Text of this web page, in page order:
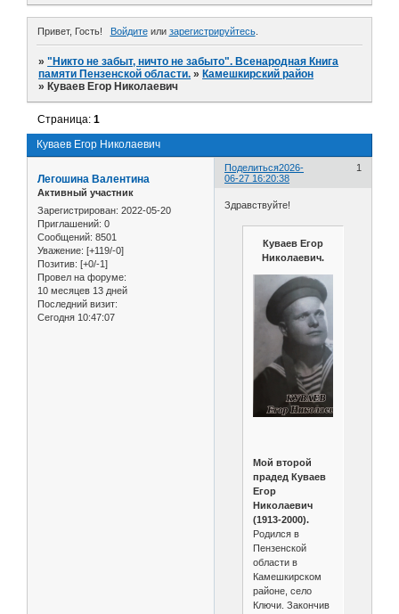
Привет, Гость! Войдитеили зарегистрируйтесь.
»"Никто не забыт, ничто не забыто". Всенародная Книга
памяти Пензенской области. » Камешкирский район
» Куваев Егор Николаевич
Куваев Егор Николаевич
Страница:1
Поделиться 1
2026-
06-27 16:20:38
Легошина Валентина
Активный участник
Зарегистрирован: 2022-05-20
Приглашений: 0
Сообщений: 8501
Уважение: [+119/-0]
Позитив: [+0/-1]
Провел на форуме:
10 месяцев 13 дней
Последний визит:
Сегодня 10:47:07
Здравствуйте!
Куваев Егор
Николаевич.
Мой второй
прадед Куваев
Егор
Николаевич
(1913-2000).
Родился в
Пензенской
области в
Камешкирском
районе, село
Ключи. Закончив